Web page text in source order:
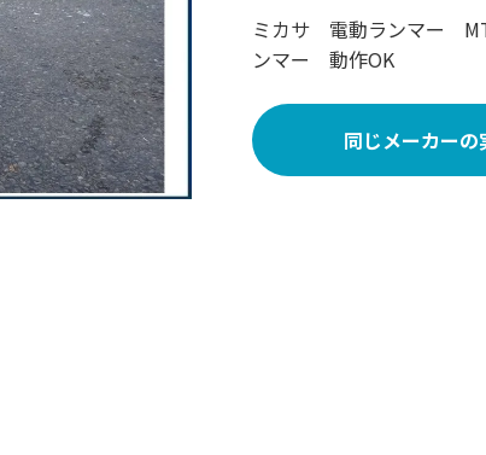
ミカサ 電動ランマー
ンマー 動作OK
同じメーカーの